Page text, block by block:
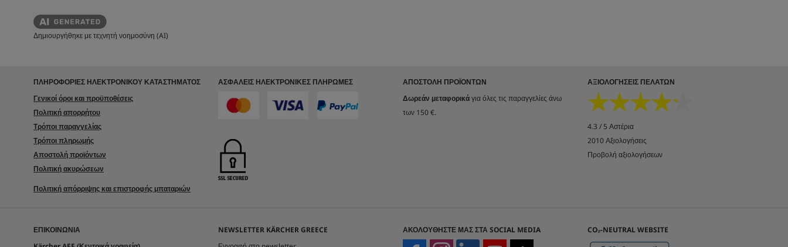
Δημιουργήθηκε με τεχνητή νοημοσύνη (AI)
ΠΛΗΡΟΦΟΡΙΕΣ ΗΛΕΚΤΡΟΝΙΚΟΥ ΚΑΤΑΣΤΗΜΑΤΟΣ
Γενικοί όροι και προϋποθέσεις
Πολιτική απορρήτου
Τρόποι παραγγελίας
Τρόποι πληρωμής
Αποστολή προϊόντων
Πολιτική ακυρώσεων
Πολιτική απόρριψης και επιστροφής μπαταριών
ΑΣΦΑΛΕΊΣ ΗΛΕΚΤΡΟΝΙΚΈΣ ΠΛΗΡΩΜΈΣ
ΑΠΟΣΤΟΛΉ ΠΡΟΪΌΝΤΩΝ
Δωρεάν μεταφορικάγια όλες τις παραγγελίες άνω
των 150 €.
ΑΞΙΟΛΟΓΉΣΕΙΣ ΠΕΛΑΤΏΝ
★★★★★
★★★★★
4.3 / 5 Αστέρια
2010 Αξιολογήσεις
Προβολή αξιολογήσεων
ΕΠΙΚΟΙΝΩΝΊΑ
NEWSLETTER KÄRCHER GREECE
ΑΚΟΛΟΥΘΉΣΤΕ ΜΑΣ ΣΤΑ SOCIAL MEDIA CO₂-NEUTRAL WEBSITE